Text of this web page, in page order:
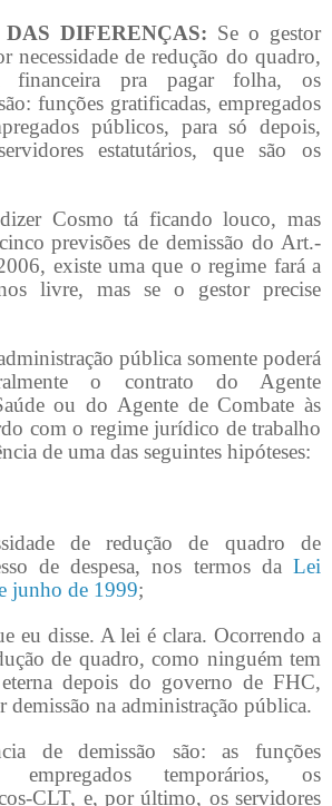
DIFERENÇAS: Se o gestor
necessidade de redução do quadro,
financeira pra pagar folha, os
funções gratificadas, empregados
públicos, para só depois,
estatutários, que são os
Cosmo tá ficando louco, mas
previsões de demissão do Art.-
existe uma que o regime fará a
livre, mas se o gestor precise
pública somente poderá
o contrato do Agente
ou do Agente de Combate às
com o regime jurídico de trabalho
de uma das seguintes hipóteses:
de redução de quadro de
de despesa, nos termos da Lei
junho de 1999;
eu disse. A lei é clara. Ocorrendo a
de quadro, como ninguém tem
depois do governo de FHC,
demissão na administração pública.
de demissão são: as funções
empregados temporários, os
CLT, e, por último, os servidores